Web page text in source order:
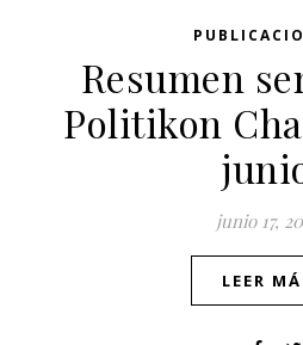
Resumen
Politikon
junio 17,
LEER